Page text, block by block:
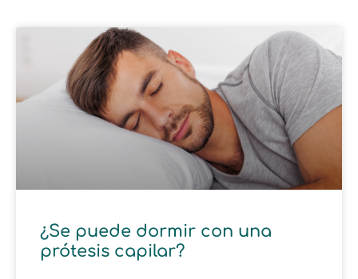
¿Se puede dormir con una
prótesis capilar?